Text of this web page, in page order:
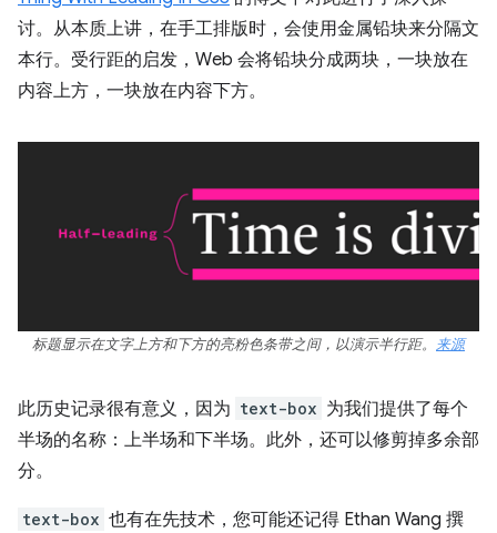
讨。从本质上讲，在手工排版时，会使用金属铅块来分隔文
本行。受行距的启发，Web 会将铅块分成两块，一块放在
内容上方，一块放在内容下方。
标题显示在文字上方和下方的亮粉色条带之间，以演示半行距。 来源
此历史记录很有意义，因为 text-box 为我们提供了每个
半场的名称：上半场和下半场。此外，还可以修剪掉多余部
分。
text-box 也有在先技术，您可能还记得 Ethan Wang 撰